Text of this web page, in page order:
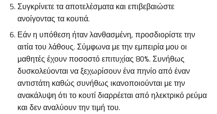
Συγκρίνετε τα αποτελέσματα και επιβεβαιώστε
ανοίγοντας τα κουτιά.
Εάν η υπόθεση ήταν λανθασμένη, προσδιορίστε την
αιτία του λάθους. Σύμφωνα με την εμπειρία μου οι
μαθητές έχουν ποσοστό επιτυχίας 80%. Συνήθως
δυσκολεύονται να ξεχωρίσουν ένα πηνίο από έναν
αντιστάτη καθώς συνήθως ικανοποιούνται με την
ανακάλυψη ότι το κουτί διαρρέεται από ηλεκτρικό ρεύμα
και δεν αναλύουν την τιμή του.